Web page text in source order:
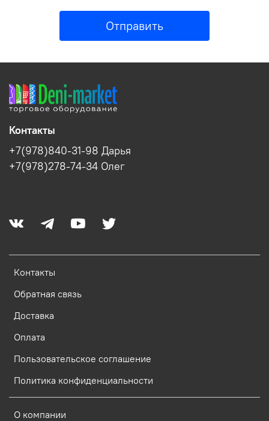
Отправить
Контакты
Обратная связь
Доставка
Оплата
Пользовательское соглашение
Политика конфиденциальности
О компании
Контакты
+7(978)840-31-98 Дарья
+7(978)278-74-34 Олег